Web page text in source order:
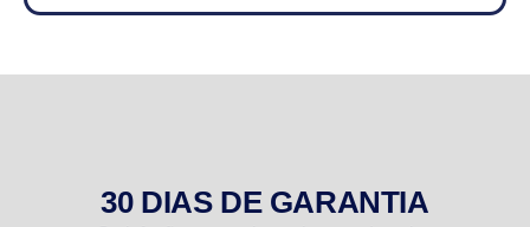
30 DIAS DE GARANTIA